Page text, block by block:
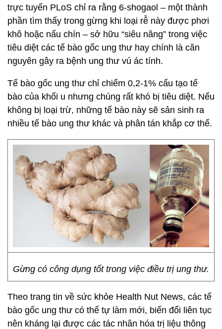
trực tuyến PLoS chỉ ra rằng 6-shogaol – một thành
phần tìm thấy trong gừng khi loại rễ này được phơi
khô hoặc nấu chín – sở hữu “siêu năng” trong việc
tiêu diệt các tế bào gốc ung thư hay chính là căn
nguyên gây ra bệnh ung thư vú ác tính.
Tế bào gốc ung thư chỉ chiếm 0,2-1% cấu tạo tế
bào của khối u nhưng chúng rất khó bị tiêu diệt. Nếu
không bị loại trừ, những tế bào này sẽ sản sinh ra
nhiều tế bào ung thư khác và phân tán khắp cơ thể.
Gừng có công dụng tốt trong việc điều trị ung thư.
Theo trang tin về sức khỏe Health Nut News, các tế
bào gốc ung thư có thể tự làm mới, biến đổi liên tục
nên kháng lại được các tác nhân hóa trị liệu thông